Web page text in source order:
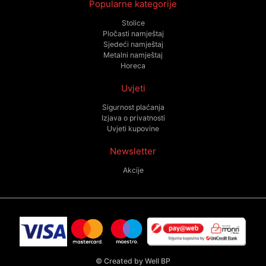
Popularne kategorije
Stolice
Pločasti namještaj
Sjedeći namještaj
Metalni namještaj
Horeca
Uvjeti
Sigurnost plaćanja
Izjava o privatnosti
Uvjeti kupovine
Newsletter
Akcije
© Created by Well BP